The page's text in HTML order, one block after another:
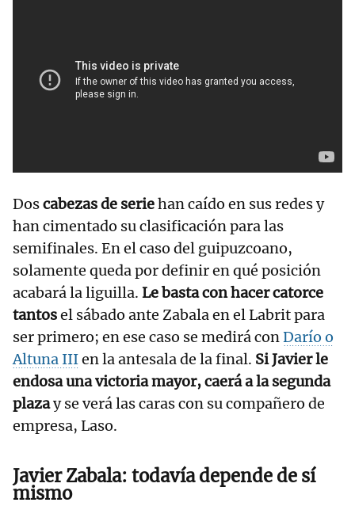
Doscabezas de seriehan caído en sus redes y
han cimentado su clasificación para las
semifinales. En el caso del guipuzcoano,
solamente queda por definir en qué posición
acabará la liguilla. Le basta con hacer catorce
tantosel sábado ante Zabala en el Labrit para
ser primero; en ese caso se medirá conDarío o
Altuna IIIen la antesala de la final. Si Javier le
endosa una victoria mayor, caerá a la segunda
plazay se verá las caras con su compañero de
empresa, Laso.
Javier Zabala: todavía depende de sí
mismo